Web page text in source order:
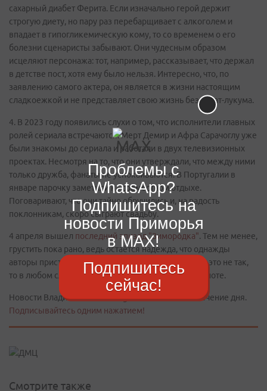
сахарный диабет Ферита. Если изначально герой держит
строгую диету, но пару раз перебарщивает с алкоголем и
впадает в гипогликемическую кому, то со временем о его
болезни сценаристы забывают. Они чудесным образом
исцеляют персонажа: тот, например, рассказывает, что держал
в детстве пост, хотя ему было нельзя. Интересно, что, по
заявлению самого актера, он является в жизни настоящим
сладкоежкой и не представляет свою жизнь без рахат-лукума.
4. В 2023 году появились слухи о том, что исполнители главных
ролей сериала встречаются. Мерт Демир и Афра Сарачоглу уже
были знакомы до сериала и работали в двух телевизионных
проектах. Несмотря на то, что они утверждали, что между ними
только дружба, фанаты не успокаиваются. В Португалии в
январе парочку заметили на совместном отдыхе.
Поговаривают, что они тайно обручились и, на радость
поклонникам, скоро сыграют свадьбу.
4 апреля вышел последний эпизод "Зимородка". Тем не менее,
грустить пока рано, ведь остаётся надежда, что однажды
авторы приступят к съёмкам продолжения. А если это не так,
то в любом случае сериал закончился на хорошей ноте.
Новости Владивостока в Telegram - постоянно в течение дня.
Подписывайтесь одним нажатием!
Смотрите также
Проблемы с
WhatsApp?
Подпишитесь на
новости Приморья
в MAX!
Подпишитесь
сейчас!